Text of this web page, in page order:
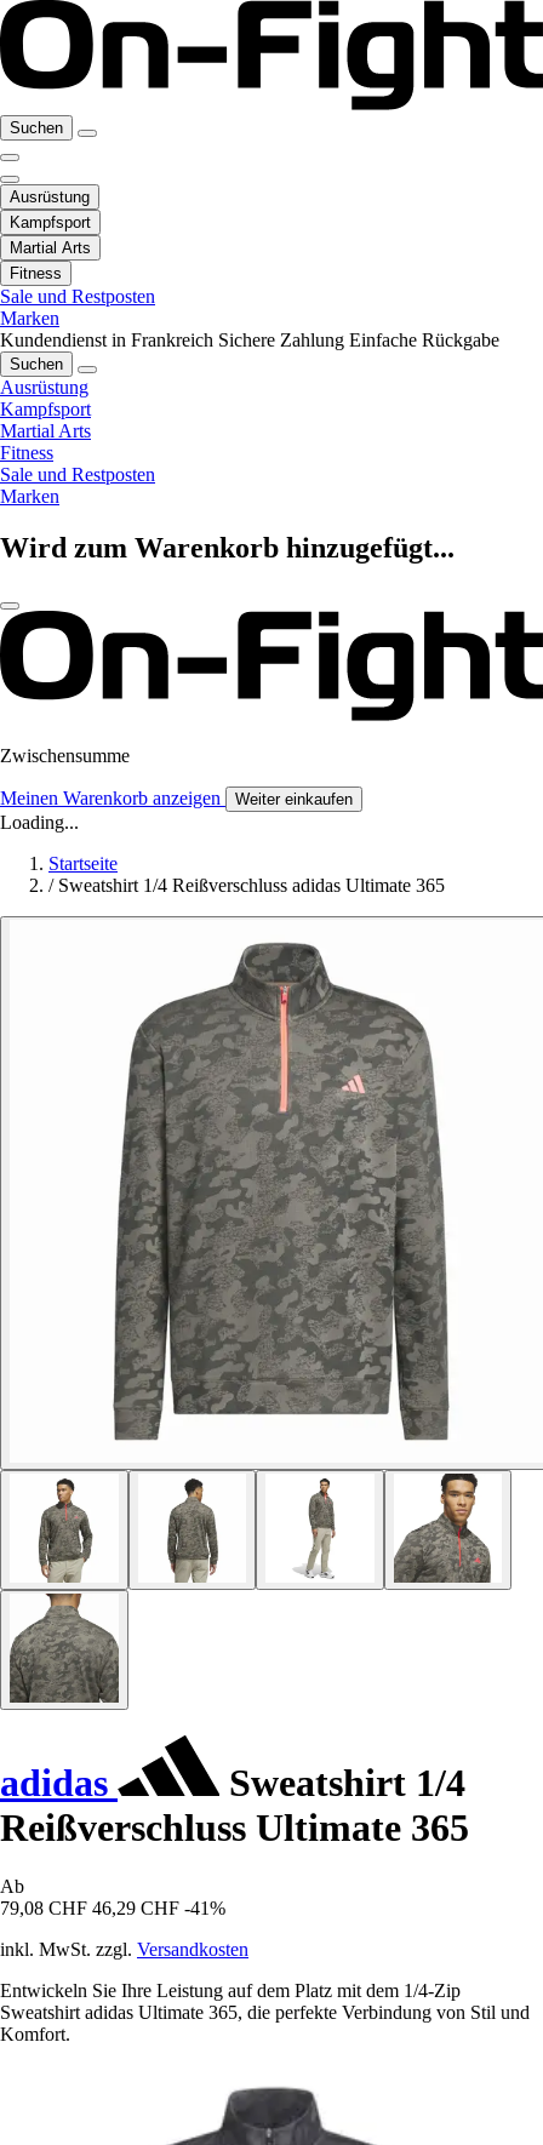
Suchen
Ausrüstung
Kampfsport
Martial Arts
Fitness
Sale und Restposten
Marken
Kundendienst in Frankreich Sichere Zahlung Einfache Rückgabe
Suchen
Ausrüstung
Kampfsport
Martial Arts
Fitness
Sale und Restposten
Marken
Wird zum Warenkorb hinzugefügt...
Zwischensumme
Meinen Warenkorb anzeigen Weiter einkaufen
Loading...
Startseite
/ Sweatshirt 1/4 Reißverschluss adidas Ultimate 365
adidas
Sweatshirt 1/4
Reißverschluss Ultimate 365
Ab
79,08 CHF 46,29 CHF -41%
inkl. MwSt. zzgl. Versandkosten
Entwickeln Sie Ihre Leistung auf dem Platz mit dem 1/4-Zip
Sweatshirt adidas Ultimate 365, die perfekte Verbindung von Stil und
Komfort.